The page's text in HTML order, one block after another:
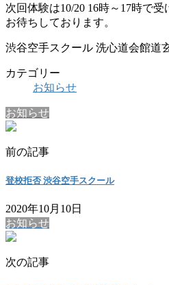
次回体験は10/20 16時～17時で受
お待ちしております。
渋谷空手スクール 洗心道会館道
カテゴリー
お知らせ
お知らせ
前の記事
登校拒否 渋谷空手スクール
2020年10月10日
お知らせ
次の記事